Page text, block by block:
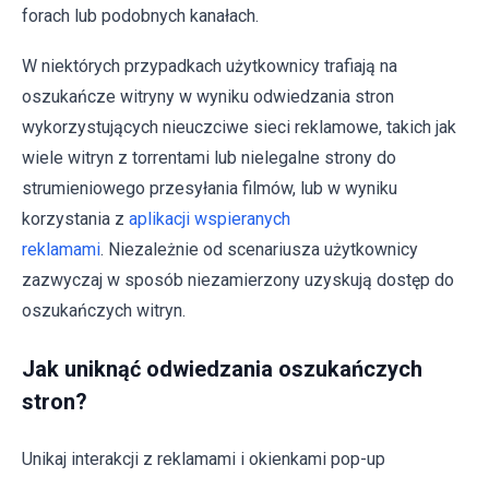
forach lub podobnych kanałach.
W niektórych przypadkach użytkownicy trafiają na
oszukańcze witryny w wyniku odwiedzania stron
wykorzystujących nieuczciwe sieci reklamowe, takich jak
wiele witryn z torrentami lub nielegalne strony do
strumieniowego przesyłania filmów, lub w wyniku
korzystania z aplikacji wspieranych
reklamami. Niezależnie od scenariusza użytkownicy
zazwyczaj w sposób niezamierzony uzyskują dostęp do
oszukańczych witryn.
Jak uniknąć odwiedzania oszukańczych
stron?
Unikaj interakcji z reklamami i okienkami pop-up